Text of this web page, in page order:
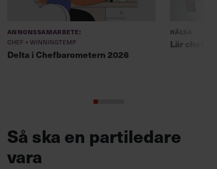
Annonssamarbete:
Chef + Winningtemp
Delta i Chefbarometern 2026
Hälsa
Lär
Så ska en partiledare
vara